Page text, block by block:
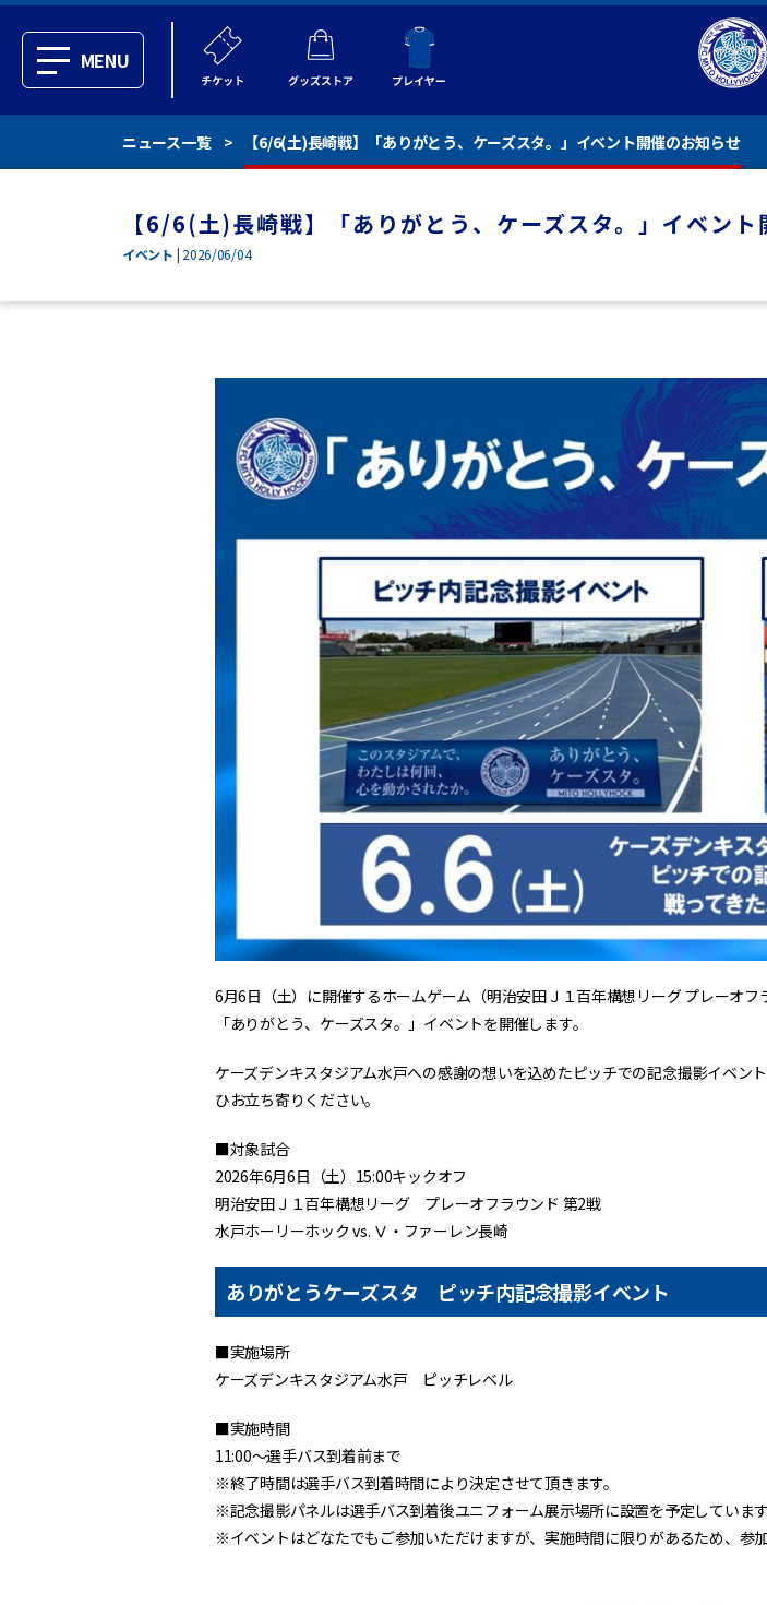
MENU
ニュース一覧 【6/6(土)長崎戦】「ありがとう、ケーズスタ。」イベント開催のお知らせ
【6/6(土)長崎戦】「ありがとう、ケーズスタ。」イベント
イベント | 2026/06/04
6月6日（土）に開催するホームゲーム（明治安田Ｊ１百年構想リーグ プレーオフ
「ありがとう、ケーズスタ。」イベントを開催します。
ケーズデンキスタジアム水戸への感謝の想いを込めたピッチでの記念撮影イベン
ひお立ち寄りください。
■対象試合
2026年6月6日（土）15:00キックオフ
明治安田Ｊ１百年構想リーグ プレーオフラウンド 第2戦
水戸ホーリーホック vs. Ⅴ・ファーレン長崎
ありがとうケーズスタ ピッチ内記念撮影イベント
■実施場所
ケーズデンキスタジアム水戸 ピッチレベル
■実施時間
11:00～選手バス到着前まで
※終了時間は選手バス到着時間により決定させて頂きます。
※記念撮影パネルは選手バス到着後ユニフォーム展示場所に設置を予定しています
※イベントはどなたでもご参加いただけますが、実施時間に限りがあるため、参